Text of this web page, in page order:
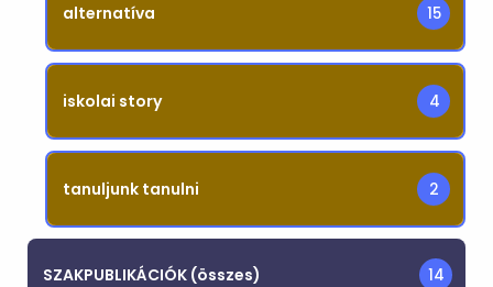
alternatíva 15
iskolai story 4
tanuljunk tanulni 2
SZAKPUBLIKÁCIÓK (összes) 14